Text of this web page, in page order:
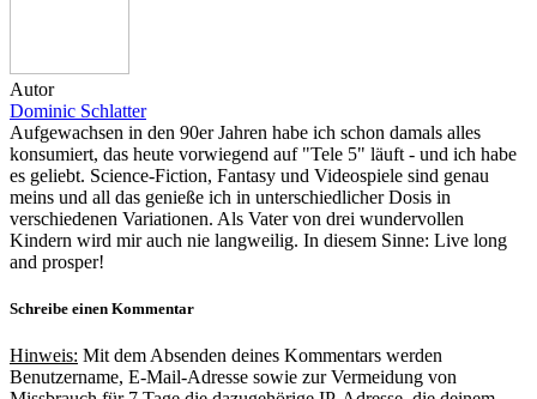
Autor
Dominic Schlatter
Aufgewachsen in den 90er Jahren habe ich schon damals alles
konsumiert, das heute vorwiegend auf "Tele 5" läuft - und ich habe
es geliebt. Science-Fiction, Fantasy und Videospiele sind genau
meins und all das genieße ich in unterschiedlicher Dosis in
verschiedenen Variationen. Als Vater von drei wundervollen
Kindern wird mir auch nie langweilig. In diesem Sinne: Live long
and prosper!
Schreibe einen Kommentar
Hinweis: Mit dem Absenden deines Kommentars werden
Benutzername, E-Mail-Adresse sowie zur Vermeidung von